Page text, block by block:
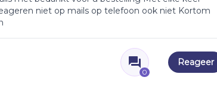
niet op mails op telefoon ook niet Kortom
0
Reageer